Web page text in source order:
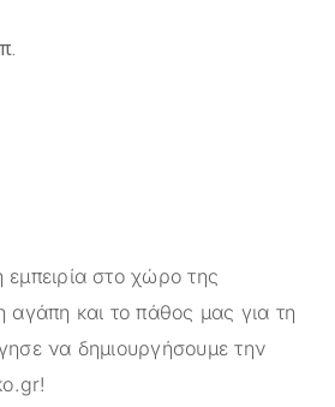
στο χώρο της
αγάπη και το πάθος μας για τη
να δημιουργήσουμε την
!